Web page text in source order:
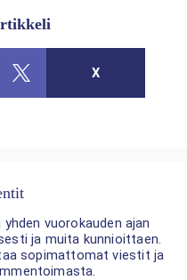
X
vuorokauden ajan
ja muita kunnioittaen.
sopimattomat viestit ja